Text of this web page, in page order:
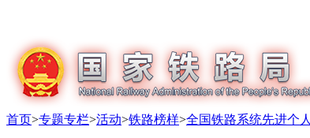
首页>专题专栏>活动>铁路榜样>全国铁路系统先进个人